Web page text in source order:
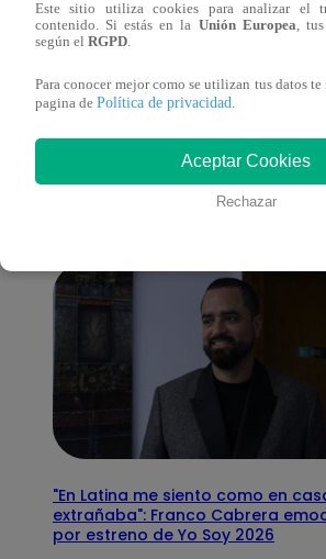
También te
interesar
"En Latina me siento como en
extrañaba": Franco Cabrera
por estreno de Yo Soy 2026
Este sitio utiliza cookies para analizar el
contenido. Si estás en la Unión Europea,
según el RGPD.
Para conocer mejor como se utilizan tus datos
pagina de Política de privacidad.
Aceptar Cookies
Rechazar